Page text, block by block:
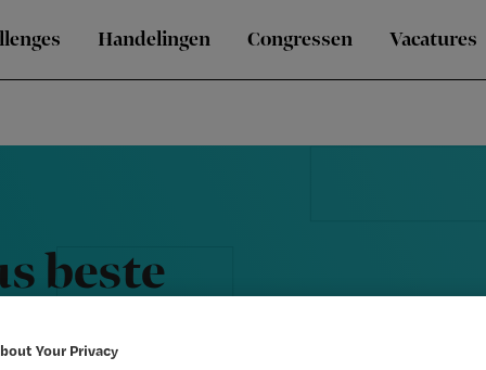
Handelingen Congressen Vacatures
beste
Your Privacy